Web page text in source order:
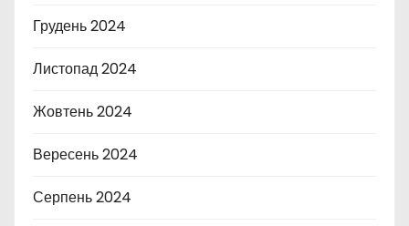
Грудень 2024
Листопад 2024
Жовтень 2024
Вересень 2024
Серпень 2024